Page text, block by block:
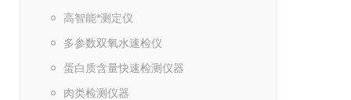
高智能*测定仪
多参数双氧水速检仪
蛋白质含量快速检测仪器
肉类检测仪器